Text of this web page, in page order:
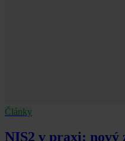
Články
NIS2 v praxi: nový